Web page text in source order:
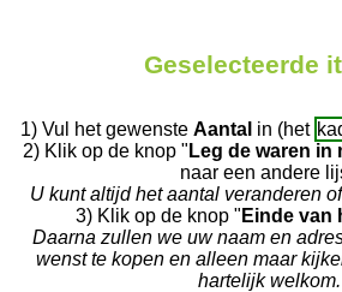
Geselecteerde
1) Vul het gewenste Aantal in (het
2) Klik op de knop " Leg de waren in
naar een andere
U kunt altijd het aantal veranderen
3) Klik op de knop " Einde van
Daarna zullen we uw naam en
wenst te kopen en alleen maar
hartelijk welkom.